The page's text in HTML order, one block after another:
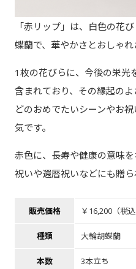
「赤リップ」は、白色の花
蝶蘭で、華やかさとおしゃれ
1枚の花びらに、今後の栄光
含まれており、その縁起の
どのおめでたいシーンやお
気です。
赤色に、長寿や健康の意味
祝いや還暦祝いなどにも贈ら
販売価格 ￥16,200（税込
種類 大輪胡蝶蘭
本数 3本立ち